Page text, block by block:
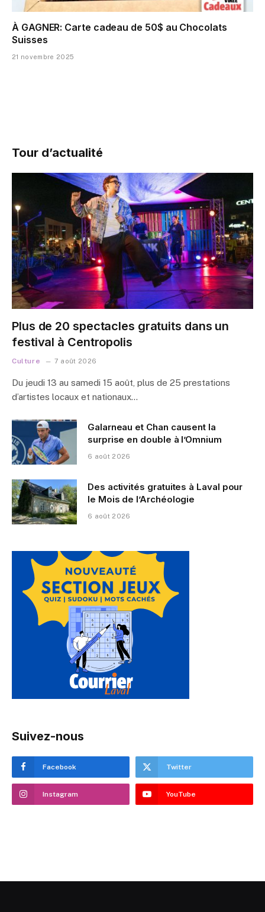
À GAGNER: Carte cadeau de 50$ au Chocolats
Suisses
21 novembre 2025
Tour d’actualité
Plus de 20 spectacles gratuits dans un
festival à Centropolis
Culture 7 août 2026
Du jeudi 13 au samedi 15 août, plus de 25 prestations
d’artistes locaux et nationaux…
Galarneau et Chan causent la
surprise en double à l’Omnium
6 août 2026
Des activités gratuites à Laval pour
le Mois de l’Archéologie
6 août 2026
Suivez-nous
Facebook Twitter
Instagram YouTube